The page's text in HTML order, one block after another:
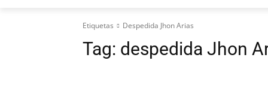
Etiquetas Despedida Jhon Arias
Tag: despedida Jhon